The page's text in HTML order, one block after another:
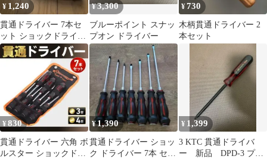
¥ 1,240
貫通ドライバー 7本セ
ット ショックドライバ
ー プラス マイナス ネ
ジ外し工具
¥3,300
ブルーポイント スナッ
プオン ドライバー
¥730
木柄貫通ドライバー 2
本セット
¥ 830
貫通ドライバー 六角 ボ
ルスター ショックドラ
¥1,390
貫通ドライバー ショッ
ク ドライバー 7本 セッ
¥ 1,399
3 KTC 貫通ドライバ
ー 新品 DPD-3 プラ